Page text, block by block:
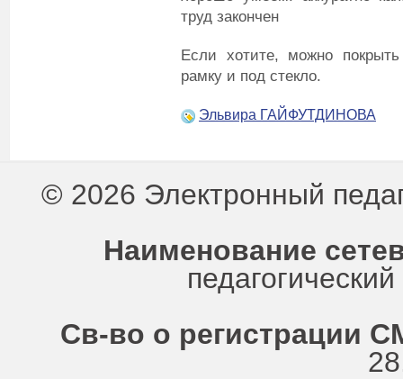
труд закончен
Если хотите, можно
рамку и под стекло.
Эльвира ГАЙФУТДИНОВА
© 2026 Электронный
Наименование
Св-во о регистрации